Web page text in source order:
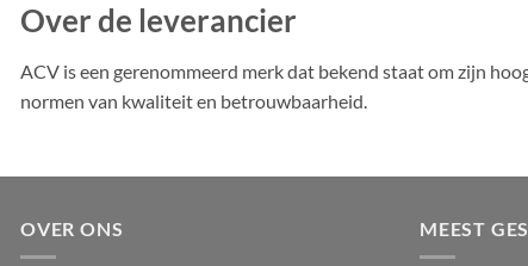
Over de leverancier
ACV is een gerenommeerd merk dat bekend staat om zijn
normen van kwaliteit en betrouwbaarheid.
OVER ONS MEEST